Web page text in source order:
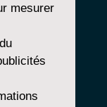
mesurer